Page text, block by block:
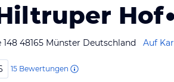
Hof
48165 Münster Deutschland Auf
15 Bewertungen